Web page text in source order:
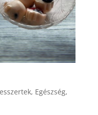
, Egészség,